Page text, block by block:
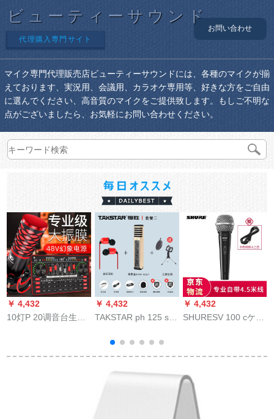
ビューティーサウンド
代理購入専門サイト
お問い合わせ
マイク専門代理販売店ビューティーサウンドには、各種のマイクが揃
えております、実況用、会議用、カラオケ専用等、好きな方をご自由
に選んでください、高音質のマイクをご提供致します。もしご不明な
点がございましたら、お気軽にお問い合わせください。
￥ 4,432
10灯P 20调音台生放
タ速手叫ビマルト录
￥ 4,432
TAKSTAR ph 125 s全
マイク神器生放送歌
唱設備サーウドカー
ドドドドップAndroid
￥ 4,432
SHURESV 100 cケブ
ット教室のボブケー